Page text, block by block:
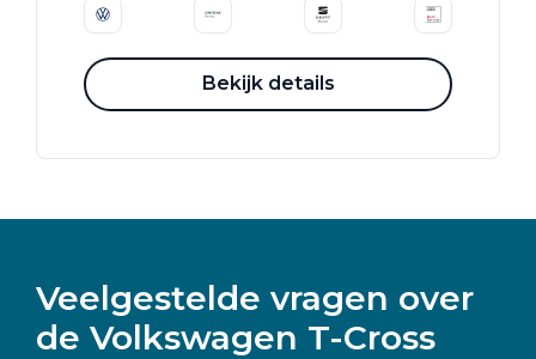
Bekijk details
Veelgestelde vragen over
de Volkswagen T-Cross